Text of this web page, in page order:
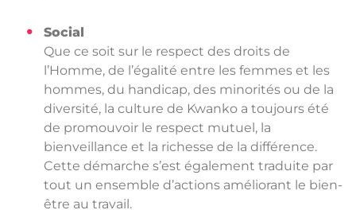
Social
Que ce soit sur le respect des droits de
l’Homme, de l’égalité entre les femmes et les
hommes, du handicap, des minorités ou de la
diversité, la culture de Kwanko a toujours été
de promouvoir le respect mutuel, la
bienveillance et la richesse de la différence.
Cette démarche s’est également traduite par
tout un ensemble d’actions améliorant le bien-
être au travail.